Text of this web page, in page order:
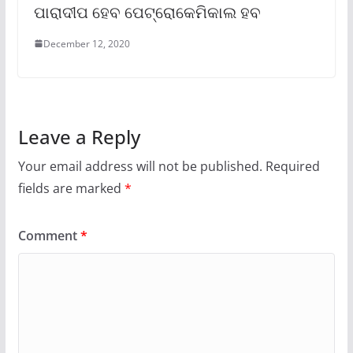
ପାରାଦୀପ ହେବ ପେଟ୍ରୋକେମିକାଲ ହବ
December 12, 2020
Leave a Reply
Your email address will not be published. Required
fields are marked *
Comment*